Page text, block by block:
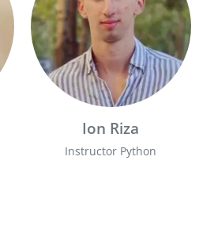
Ion Riza
Instructor Python